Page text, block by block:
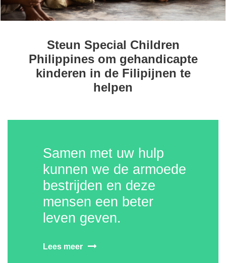
Steun Special Children
Philippines om gehandicapte
kinderen in de Filipijnen te
helpen
Samen met uw hulp
kunnen we de armoede
bestrijden en deze
mensen een beter
leven geven.
Lees meer